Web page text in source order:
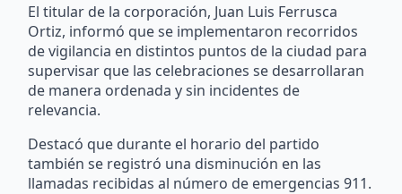
El titular de la corporación, Juan Luis Ferrusca
Ortiz, informó que se implementaron recorridos
de vigilancia en distintos puntos de la ciudad para
supervisar que las celebraciones se desarrollaran
de manera ordenada y sin incidentes de
relevancia.
Destacó que durante el horario del partido
también se registró una disminución en las
llamadas recibidas al número de emergencias 911.